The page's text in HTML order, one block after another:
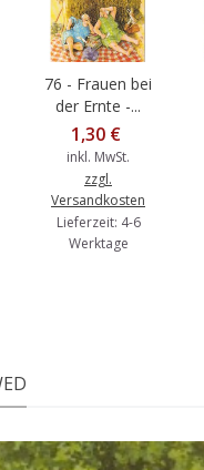
76 - Frauen bei
der Ernte -...
1,30 €
inkl. MwSt.
zzgl.
Versandkosten
Lieferzeit: 4-6
Werktage